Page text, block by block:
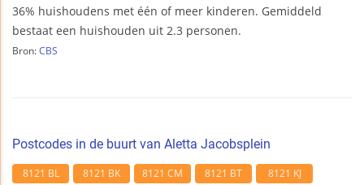
36% huishoudens met één of meer kinderen. Gemiddeld
bestaat een huishouden uit 2.3 personen.
Bron: CBS
Postcodes in de buurt van Aletta Jacobsplein
8121 BL 8121 BK 8121 CM 8121 BT
8121 KJ